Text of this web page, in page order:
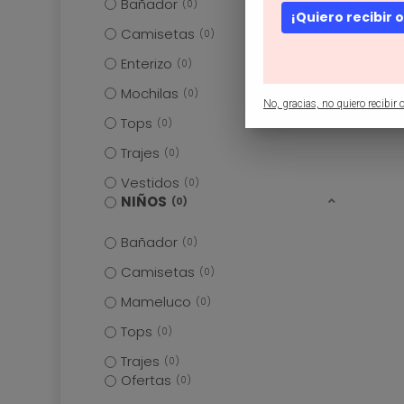
Bañador 0
Camisetas 0
Enterizo 0
Mochilas 0
Tops 0
Trajes 0
Vestidos 0
NIÑOS 0
Bañador 0
Camisetas 0
Mameluco 0
Tops 0
Trajes 0
Ofertas 0
¡Quiero recibir
No, gracias, no quiero recibir